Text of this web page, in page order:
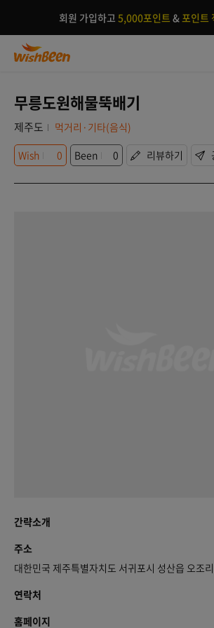
회원 가입하고 5,000포인트 &포인트
무릉도원해물뚝배기
제주도
먹거리·기타(음식)
Wish
0 Been 0 리뷰하기
간략소개
주소
대한민국 제주특별자치도 서귀포시 성산읍 오조
연락처
홈페이지